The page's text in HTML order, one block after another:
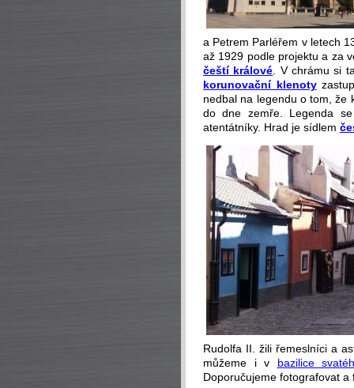
a Petrem Parléřem v letech
až 1929 podle projektu a za
čeští králové . V chrámu si
korunovační klenoty
nedbal na legendu o tom, že
do dne zemře. Legenda
atentátníky. Hrad je sídlem
Rudolfa II. žili řemeslníci a
můžeme i v bazilice
Doporučujeme fotografovat